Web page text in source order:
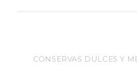
CONSERVAS DULCES Y